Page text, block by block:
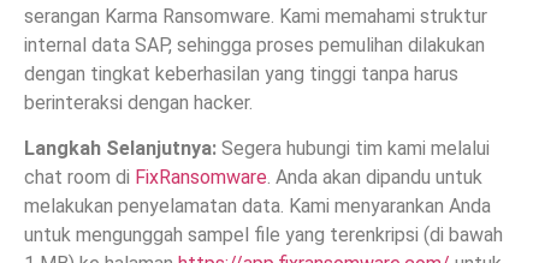
serangan Karma Ransomware. Kami memahami struktur
internal data SAP, sehingga proses pemulihan dilakukan
dengan tingkat keberhasilan yang tinggi tanpa harus
berinteraksi dengan hacker.
Langkah Selanjutnya: Segera hubungi tim kami melalui
chat room di FixRansomware. Anda akan dipandu untuk
melakukan penyelamatan data. Kami menyarankan Anda
untuk mengunggah sampel file yang terenkripsi (di bawah